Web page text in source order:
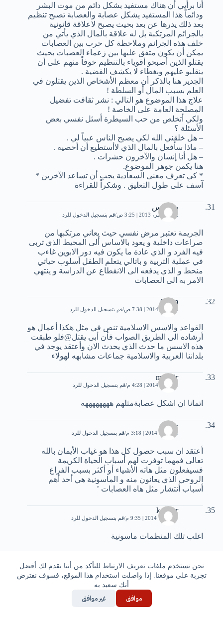
نحن نستخدم ملفات تعريف الارتباط للتأكد من أننا نقدم لك أفضل
تجربة على موقعنا. إذا واصلت استخدام هذا الموقع، فسوف نفترض
أنك سعيد به
موافق غير موافق
أنا برأيي أن هناك مستفيد بشكل دائم من موت البشر
ودائماً هذا المستفيد يشكل عصابة والعصابة تصبح تنظيم
بعد ذلك يدرها عن بعد بحيث يصبح لاعلاقة قانونية
بالجرائم المرتكبة بل له علاقة بالمال الذي يأتي من
خلف هذه الجرائم وملاحظة كل حرب بين العصابات
يمكن أن يكون متفق عليها بين زعماء العصبات بحيث
يقتلو الذين أصبحو أقوياء بالتنظيم خوفاً منهم على أن
ينقلبو عليهم وبغطاء لا يكشف القضية .
الجدير هنا بالذكر أن معظم الأشخاص الذين يقتلون في
العلم بسبب المال أو السلطة !
علاج هذا الموضوع هو التالي : نشر ثقافت تفضيل
المصلحة العامة على الخاصة !
ولكي أتخلص من حب السيطرة أسئل نفسي بعض
الأسئلة ؟
– هل خلقني الله لكي يصبح الناس عبياً لي .
– ماذا سأفعل بالمال الذي لاأستطيع أن أحصيه .
– هل أنا إنسان والآخرون حشرات .
هنا يكمن جوهر الموضوع.
* كي تعرف معنى السعادية يجب أن تساعد الآخرين *
آسف على طول التعليق . وشكراً للقراءة
بهقشس
22 ديسمبر، 2013 | 3:25 ص قم بتسجيل الدخول للرد
الجريمة تعتبر مرض نفسي حيث يعاني مرتكبها من
صراعات داخلية و يعود بالاساس ألى المحيط الذي تربى
فيه الفرد و الذي عادة ما يكون فيه دور الابوين غاءب
في عملية التربية و باتالي يتعلم الطفل أسلوب حياتي
منحط و الذي يدفعه الى الانقطاع عن الدراسة و ينتهي
الامر به الى العصابات
jasem
10 يناير، 2014 | 7:38 ص قم بتسجيل الدخول للرد
القواعد والاسس الاسلامية تنص في مثل هكذا أعمال هو
أرشاده الى الطريق الصواب فأن أبى يقتل@فلو طبقت
هذه الاسس ما حدث الذي يحدث الان وأعتقد يوجد في
بلداننا العربية والاسلامية جماعات مشابهه لهولاء
mounir
10 يناير، 2014 | 4:28 م قم بتسجيل الدخول للرد
اتمانا ان اشكل عصابةمثلهم ههههههههه
حمدي
1 فبراير، 2014 | 3:18 م قم بتسجيل الدخول للرد
أعتقد ان سبب حصول كل هذا هو غياب الأيمان بالله
تعالى فمهما توفرت لهم أسباب الحياة الكريمة
فسيفعلون مثل هاته الأشياء أو أكثر بسبب الفراغ
الروحي الذي يعانون منه و الماسونية هي أحد أهم
أسباب أنتشار مثل هاه العصابات ’
kadour
9 مارس، 2014 | 9:35 م قم بتسجيل الدخول للرد
اغلب تلك المنظمات ماسونية
14 مارس، 2014 | 2:35 م قم بتسجيل الدخول للرد
fi raye asaba yakmono warae a tanchia 7ayto ana lijram
joze men al insan fa tarbiya salima tatralab 3ala hada
ljoze wa la yata3ala9o lamr be lrina awe lfa9r fa howa